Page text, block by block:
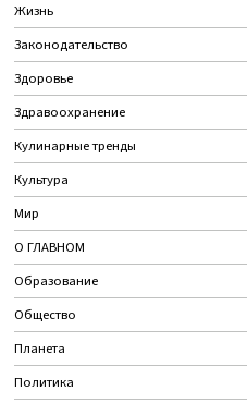
Жизнь
Законодательство
Здоровье
Здравоохранение
Кулинарные тренды
Культура
Мир
О ГЛАВНОМ
Образование
Общество
Планета
Политика